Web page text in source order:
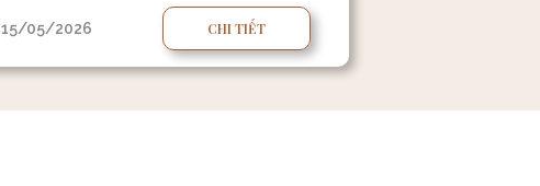
15/05/2026 CHI TIẾT